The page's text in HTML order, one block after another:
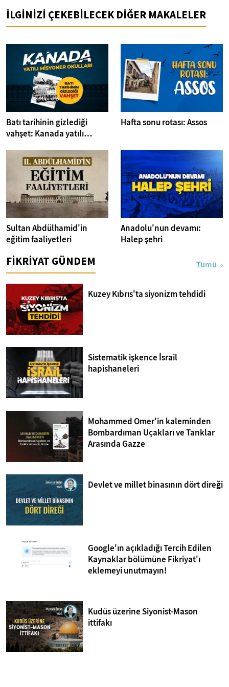
İLGİNİZİ ÇEKEBİLECEK DİĞER MAKALELER
Batı tarihinin gizlediği
vahşet: Kanada yatılı
Hafta sonu rotası: Assos
Sultan Abdülhamid'in
eğitim faaliyetleri
Anadolu'nun devamı:
Halep şehri
FİKRİYAT GÜNDEM Tümü
Kuzey Kıbrıs'ta siyonizm tehdidi
Sistematik işkence İsrail
hapishaneleri
Mohammed Omer'in kaleminden
Bombardıman Uçakları ve Tanklar
Arasında Gazze
Devlet ve millet binasının dört direği
Google'ın açıkladığı Tercih Edilen
Kaynaklar bölümüne Fikriyat'ı
eklemeyi unutmayın!
Kudüs üzerine Siyonist-Mason
ittifakı